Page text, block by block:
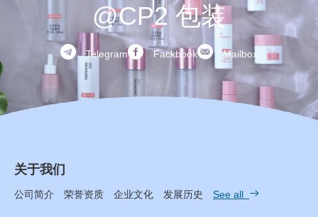
@CP2 包装
 Telegram Fackbook Mailbox
关于我们
公司简介 荣誉资质 企业文化 发展历史 See all 